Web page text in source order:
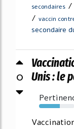
secondaires /
/ vaccin
secondaire
0
Unis : le
58%